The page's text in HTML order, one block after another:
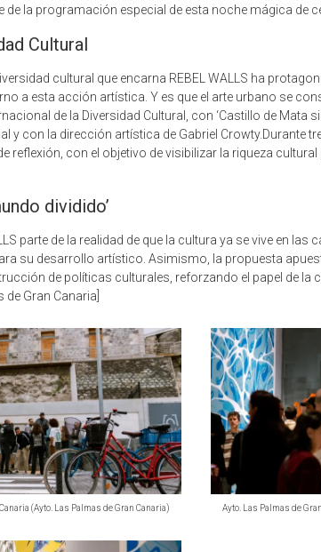
la programación especial de esta noche mágica de
Cultural
cultural que encarna REBEL WALLS ha
a esta acción artística. Y es que el arte urbano se
de la Diversidad Cultural, con ‘Castillo de
y con la dirección artística de Gabriel Crowty.Durante
reflexión, con el objetivo de visibilizar la riqueza
dividido’
parte de la realidad de que la cultura ya se vive en
su desarrollo artístico. Asimismo, la propuesta
de políticas culturales, reforzando el papel de
Gran Canaria]
(Ayto. Las Palmas de Gran Canaria) Ayto. Las Palmas de